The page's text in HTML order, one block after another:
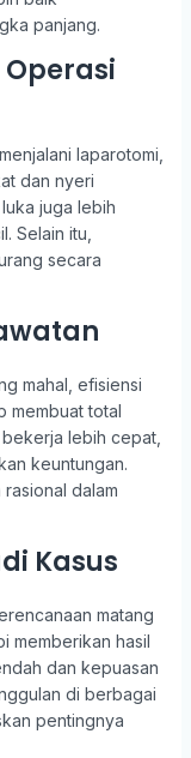
panjang.
laparotomi,
dan nyeri
juga lebih
Selain itu,
secara
mahal, efisiensi
membuat total
lebih cepat,
keuntungan.
dalam
Kasus
matang
memberikan hasil
dan kepuasan
di berbagai
pentingnya